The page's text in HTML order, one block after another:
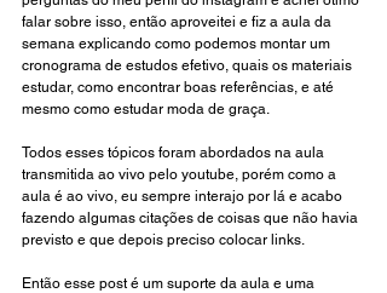
falar sobre isso, então aproveitei e fiz a aula da
semana explicando como podemos montar um
cronograma de estudos efetivo, quais os materiais
estudar, como encontrar boas referências, e até
mesmo como estudar moda de graça.
Todos esses tópicos foram abordados na aula
transmitida ao vivo pelo youtube, porém como a
aula é ao vivo, eu sempre interajo por lá e acabo
fazendo algumas citações de coisas que não havia
previsto e que depois preciso colocar links.
Então esse post é um suporte da aula e uma